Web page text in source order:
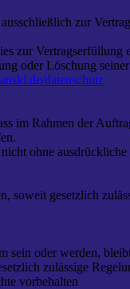
zur
zur Vertragserfüllung
oder Löschung
datenschutz
im Rahmen der
ohne
soweit gesetzlich
sein oder werden,
zulässige
vorbehalten